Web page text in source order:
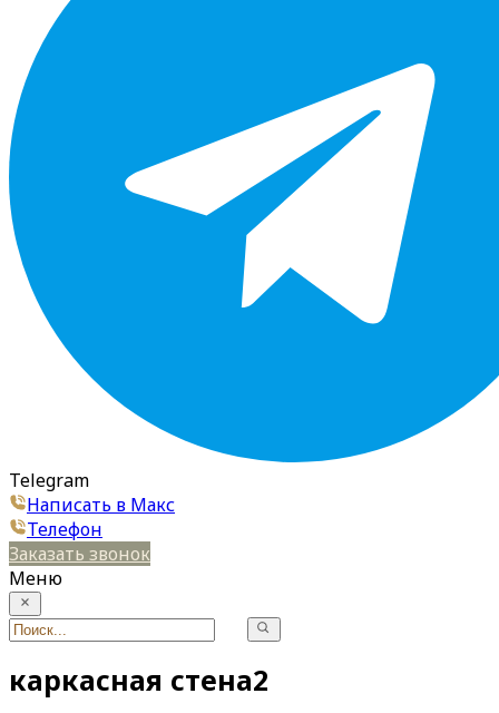
Telegram
Написать в Макс
Телефон
Заказать звонок
Меню
каркасная стена2